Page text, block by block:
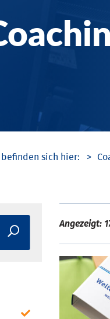
Angezeigt: